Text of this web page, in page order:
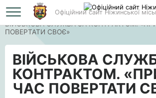
Офіційний сайт Ніжинської
Головна
ВІЙСЬКОВА СЛУЖБА ЗА КОНТРАКТОМ.
ПОВЕРТАТИ СВОЄ»
ВІЙСЬКОВА
КОНТРАКТОМ.
ЧАС ПОВЕРТАТИ